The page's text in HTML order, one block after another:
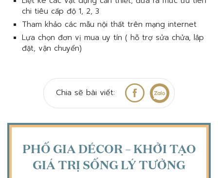
chi tiêu cấp độ 1, 2, 3
Tham khảo các mẫu nội thất trên mạng internet
Lựa chọn đơn vị mua uy tín ( hỗ trợ sửa chửa, lắp
đặt, vận chuyển)
Chia sẽ bài viết:
PHỐ GIA DÉCOR – KHỞI TẠO
GIÁ TRỊ SỐNG LÝ TƯỞNG